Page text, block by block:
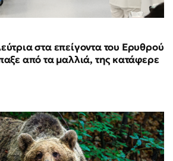
στα επείγοντα του Ερυθρού
από τα μαλλιά, της κατάφερε